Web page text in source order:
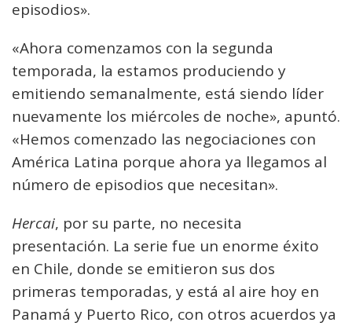
episodios».
«Ahora comenzamos con la segunda
temporada, la estamos produciendo y
emitiendo semanalmente, está siendo líder
nuevamente los miércoles de noche», apuntó.
«Hemos comenzado las negociaciones con
América Latina porque ahora ya llegamos al
número de episodios que necesitan».
Hercai, por su parte, no necesita
presentación. La serie fue un enorme éxito
en Chile, donde se emitieron sus dos
primeras temporadas, y está al aire hoy en
Panamá y Puerto Rico, con otros acuerdos ya